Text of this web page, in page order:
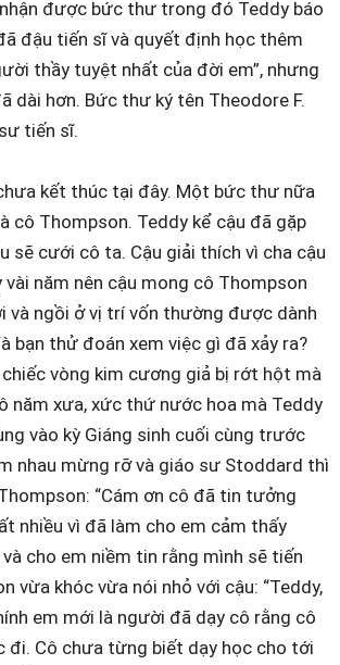
được bức thư trong đó Teddy báo
đậu tiến sĩ và quyết định học thêm
thầy tuyệt nhất của đời em”, nhưng
dài hơn. Bức thư ký tên Theodore F.
tiến sĩ.
kết thúc tại đây. Một bức thư nữa
cô Thompson. Teddy kể cậu đã gặp
sẽ cưới cô ta. Cậu giải thích vì cha cậu
năm nên cậu mong cô Thompson
và ngồi ở vị trí vốn thường được dành
bạn thử đoán xem việc gì đã xảy ra?
vòng kim cương giả bị rớt hột mà
năm xưa, xức thứ nước hoa mà Teddy
vào kỳ Giáng sinh cuối cùng trước
nhau mừng rỡ và giáo sư Stoddard thì
“Cám ơn cô đã tin tưởng
nhiều vì đã làm cho em cảm thấy
cho em niềm tin rằng mình sẽ tiến
vừa khóc vừa nói nhỏ với cậu: “Teddy,
em mới là người đã dạy cô rằng cô
đi. Cô chưa từng biết dạy học cho tới